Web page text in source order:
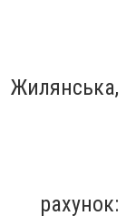
Жилянська,